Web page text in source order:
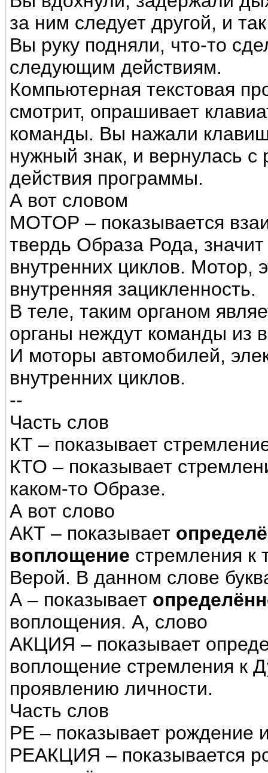
за ним следует другой, и
Вы руку подняли, что-то
следующим действиям.
Компьютерная текстовая
смотрит, опрашивает
команды. Вы нажали
нужный знак, и вернулась
действия программы.
А вот словом
МОТОР – показывается
твердь Образа Рода,
внутренних циклов. Мотор,
внутренняя зацикленность.
В теле, таким органом
органы неждут команды из
И моторы автомобилей,
внутренних циклов.
--
Часть слов
КТ – показывает
КТО – показывает
каком-то Образе.
А вот слово
АКТ – показывает
воплощение стремления к
Верой. В данном слове
А – показывает
воплощения. А, слово
АКЦИЯ – показывает
воплощение стремления к
проявлению личности.
Часть слов
РЕ – показывает рождение
РЕАКЦИЯ – показывается